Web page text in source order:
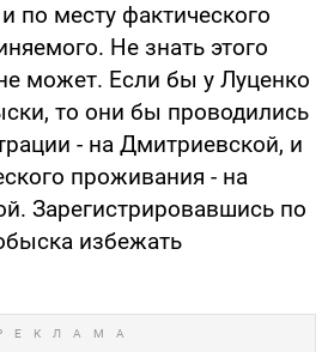
по месту фактического
Не знать этого
может. Если бы у Луценко
то они бы проводились
- на Дмитриевской, и
проживания - на
Зарегистрировавшись по
избежать